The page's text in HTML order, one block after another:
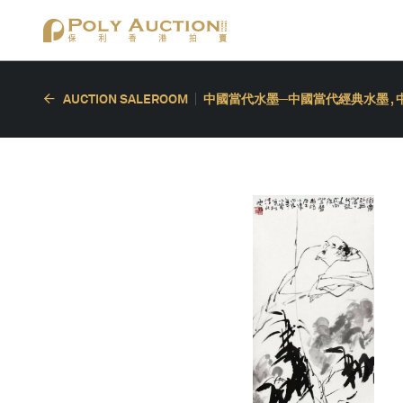
AUCTION SALEROOM 中國當代水墨─中國當代經典水墨 ,